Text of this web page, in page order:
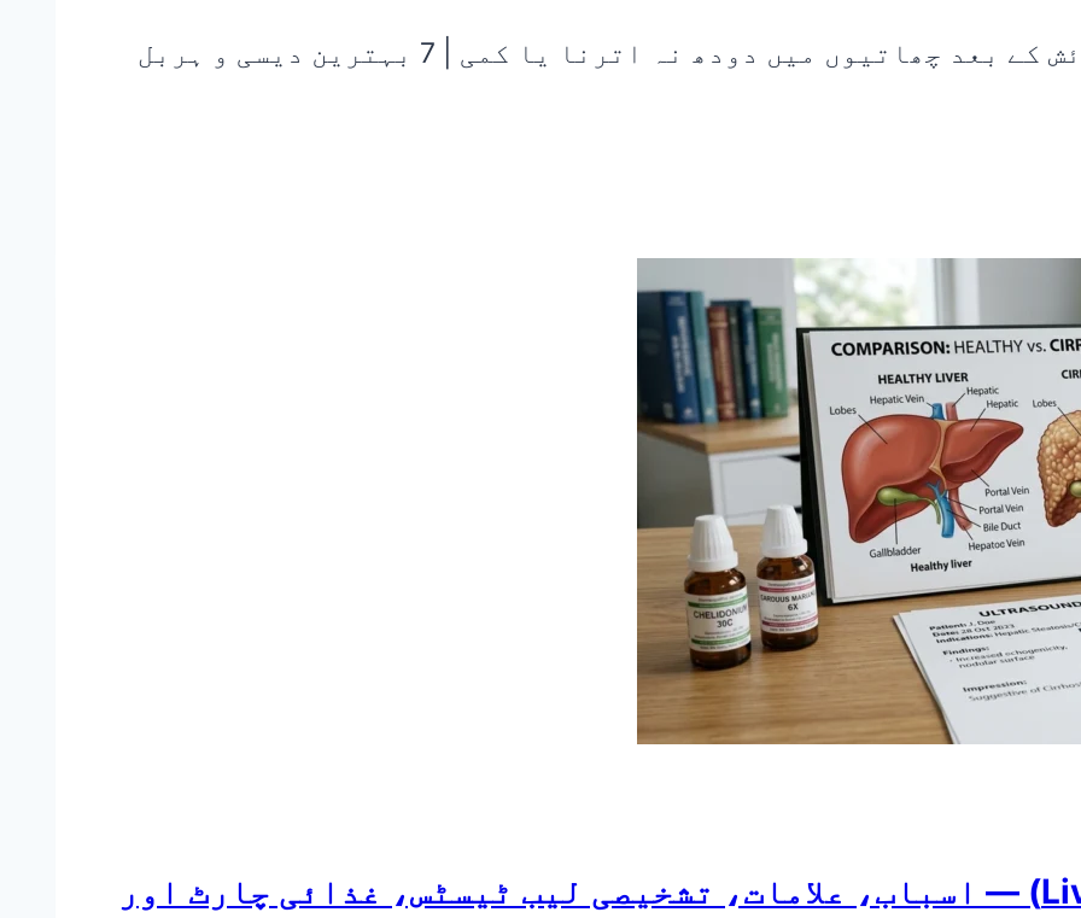
🌿 طبِ یونانی و ہربل گائیڈ پیدائش کے بعد چھاتیوں میں دودھ نہ اترنا یا کمی | 7 بہترین دیسی و ہربل
جگر کا سکڑنا (Liver Cirrhosis) — اسباب، علامات، تشخیصی لیب ٹیسٹس، غذائی چارٹ اور